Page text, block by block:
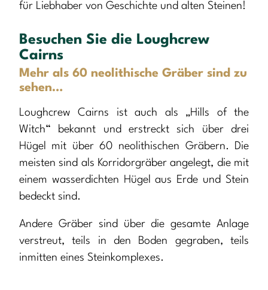
für Liebhaber von Geschichte und alten Steinen!
Besuchen Sie die Loughcrew
Cairns
Mehr als 60 neolithische Gräber sind zu
sehen…
Loughcrew Cairns ist auch als „Hills of the
Witch“ bekannt und erstreckt sich über drei
Hügel mit über 60 neolithischen Gräbern. Die
meisten sind als Korridorgräber angelegt, die mit
einem wasserdichten Hügel aus Erde und Stein
bedeckt sind.
Andere Gräber sind über die gesamte Anlage
verstreut, teils in den Boden gegraben, teils
inmitten eines Steinkomplexes.